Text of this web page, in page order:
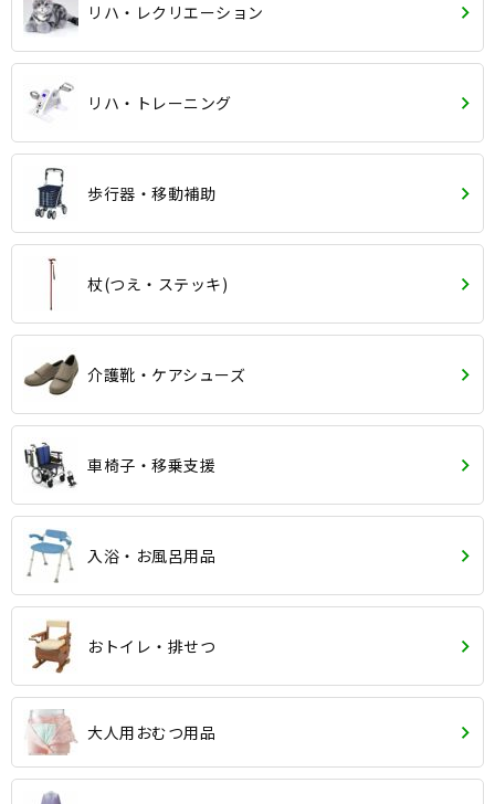
リハ・レクリエーション
リハ・トレーニング
歩行器・移動補助
杖(つえ・ステッキ)
介護靴・ケアシューズ
車椅子・移乗支援
入浴・お風呂用品
おトイレ・排せつ
大人用おむつ用品